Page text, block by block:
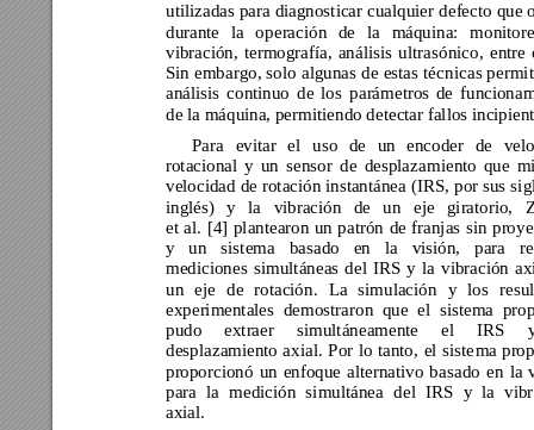
utilizadas para diagnosticar cualquier defecto que
durante la operación de la máquina:
vibración, termografía, análisis ultrasónico, entre
Sin embargo, solo algunas de estas técnicas per
análisis continuo de los parámetros de funciona
de la máquina, permitiendo detectar fallos
Para evitar el uso de un encoder de
rotacional y un sensor de desplazamiento que
velocidad de rotación instantánea (IRS, por sus s
inglés) y la vibración de un eje giratorio,
et al. [4] plantearon un patrón de franjas sin pro
y
un sistema basado en la visión, para
mediciones simultáneas del IRS y la vibración
un eje de rotación. La simulación y los r
experimentales demostraron que el sistema
pudo
extraer simultáneamente el IRS
desplazamiento axial. Por lo tanto, el sistema pro
proporcionó un enfoque alternativo basado en la
para la medición simultánea del IRS y la vibr
axial.